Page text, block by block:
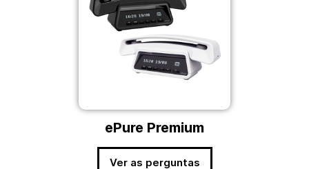
ePure Premium
Ver as perguntas